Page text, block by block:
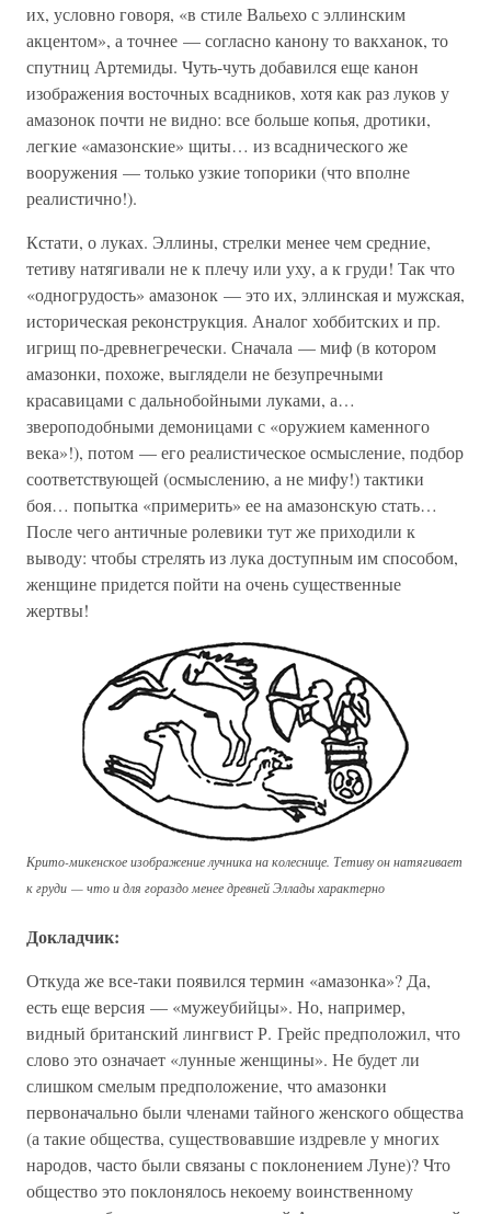
их, условно говоря, «в стиле Вальехо с эллинским
акцентом», а точнее — согласно канону то вакханок, то
спутниц Артемиды. Чуть-чуть добавился еще канон
изображения восточных всадников, хотя как раз луков у
амазонок почти не видно: все больше копья, дротики,
легкие «амазонские» щиты… из всаднического же
вооружения — только узкие топорики (что вполне
реалистично!).
Кстати, о луках. Эллины, стрелки менее чем средние,
тетиву натягивали не к плечу или уху, а к груди! Так что
«одногрудость» амазонок — это их, эллинская и мужская,
историческая реконструкция. Аналог хоббитских и пр.
игрищ по-древнегречески. Сначала — миф (в котором
амазонки, похоже, выглядели не безупречными
красавицами с дальнобойными луками, а…
звероподобными демоницами с «оружием каменного
века»!), потом — его реалистическое осмысление, подбор
соответствующей (осмыслению, а не мифу!) тактики
боя… попытка «примерить» ее на амазонскую стать…
После чего античные ролевики тут же приходили к
выводу: чтобы стрелять из лука доступным им способом,
женщине придется пойти на очень существенные
жертвы!
Крито-микенское изображение лучника на колеснице. Тетиву он натягивает
к груди — что и для гораздо менее древней Эллады характерно
Докладчик:
Откуда же все-таки появился термин «амазонка»? Да,
есть еще версия — «мужеубийцы». Но, например,
видный британский лингвист Р. Грейс предположил, что
слово это означает «лунные женщины». Не будет ли
слишком смелым предположение, что амазонки
первоначально были членами тайного женского общества
(а такие общества, существовавшие издревле у многих
народов, часто были связаны с поклонением Луне)? Что
общество это поклонялось некоему воинственному